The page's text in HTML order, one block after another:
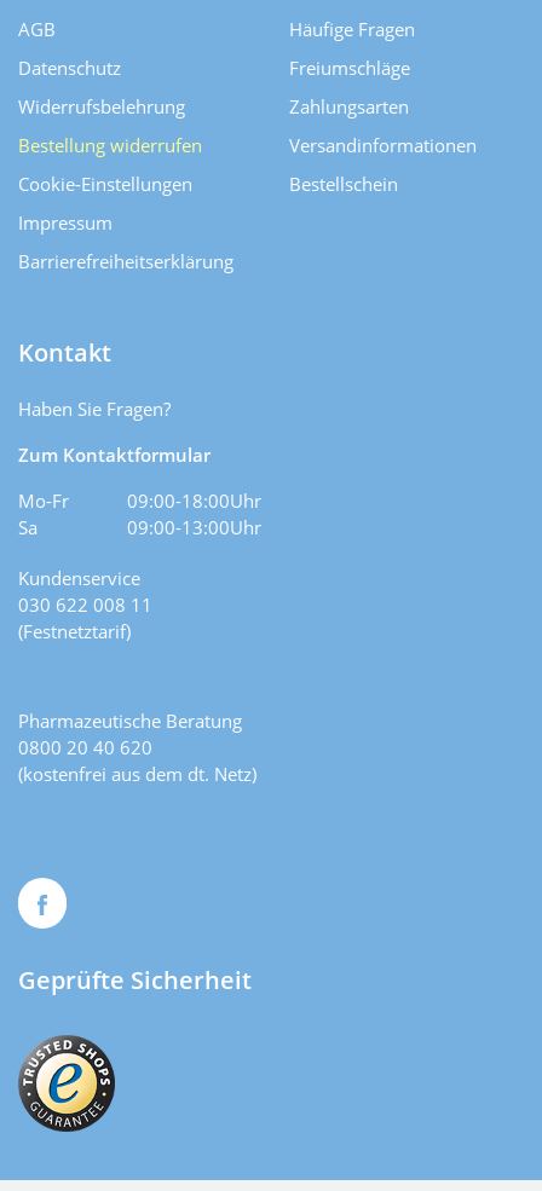
AGB
Datenschutz
Widerrufsbelehrung
Bestellung widerrufen
Cookie-Einstellungen
Impressum
Barrierefreiheitserklärung
Häufige Fragen
Freiumschläge
Zahlungsarten
Versand­informationen
Bestellschein
Kontakt
Haben Sie Fragen?
Zum Kontaktformular
Mo-Fr
09:00-18:00Uhr
Sa
09:00-13:00Uhr
Kundenservice
030 622 008 11
(Festnetztarif)
Pharmazeutische Beratung
0800 20 40 620
(kostenfrei aus dem dt. Netz)
Geprüfte Sicherheit